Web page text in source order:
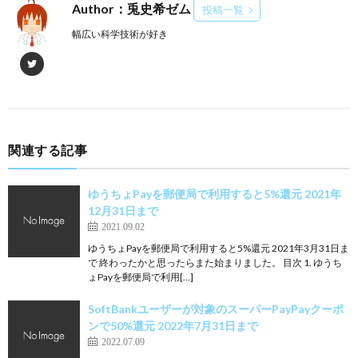
Author：兎史希ゼム 投稿一覧
幅広い科学技術が好き
関連する記事
ゆうちょPayを郵便局で利用すると5%還元 2021年
12月31日まで
2021.09.02
ゆうちょPayを郵便局で利用すると5%還元 2021年3月31日ま
で 終わったかと思ったらまた始まりました。 目次 1. ゆうち
ょPayを郵便局で利用[…]
SoftBankユーザーが対象のスーパーPayPayクーポ
ンで50%還元 2022年7月31日まで
2022.07.09